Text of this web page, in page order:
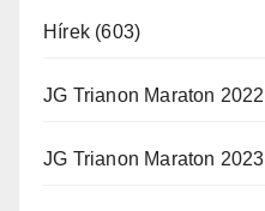
Hírek (603)
JG Trianon Maraton 2022
JG Trianon Maraton 2023